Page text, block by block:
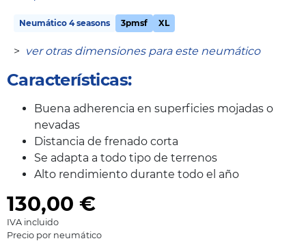
Neumático 4 seasons 3pmsf XL
> ver otras dimensiones para este neumático
Características:
Buena adherencia en superficies mojadas o
nevadas
Distancia de frenado corta
Se adapta a todo tipo de terrenos
Alto rendimiento durante todo el año
130,00 €
IVA incluido
Precio por neumático